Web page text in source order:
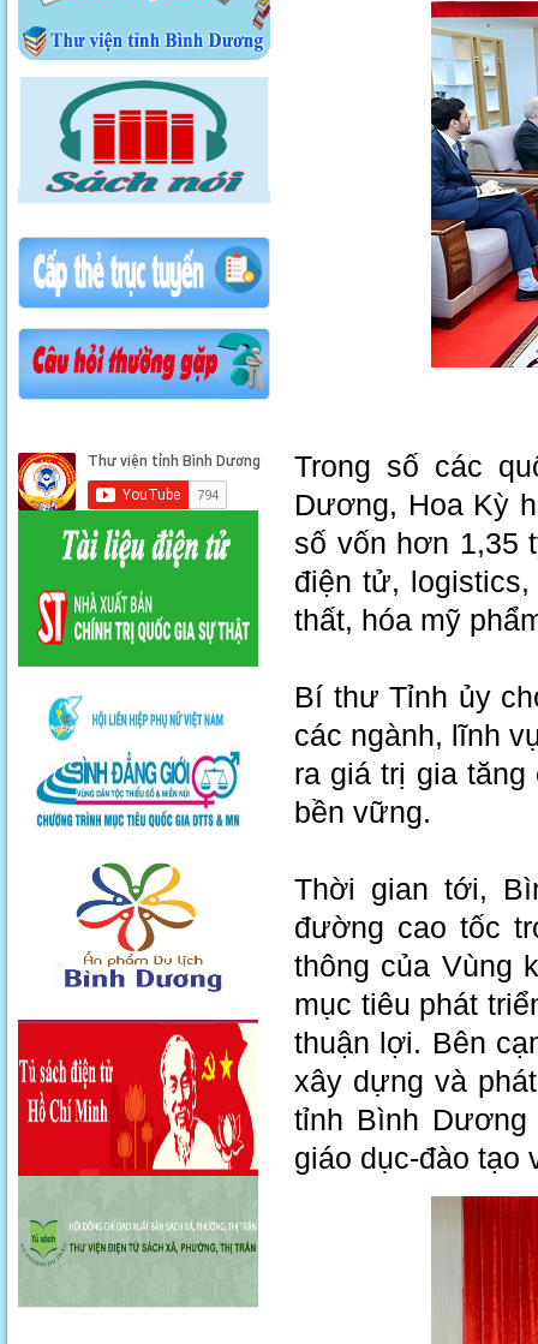
Trong số các
Dương, Hoa Kỳ
số vốn hơn 1,35
điện tử,
thất, hóa mỹ
Bí thư Tỉnh ủy
các ngành, lĩnh
ra giá trị gia
bền vững.
Thời gian tới,
đường cao tốc
thông của Vùng
mục tiêu phát
thuận lợi. Bên
xây dựng và
tỉnh Bình
giáo dục-đào tạo